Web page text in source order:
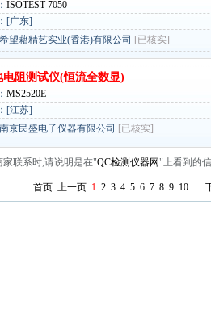
ISOTEST 7050
[广东]
望藉精艺实业(香港)有限公司 [已核实]
电阻测试仪(恒流全数显)
MS2520E
[江苏]
京民盛电子仪器有限公司 [已核实]
联系时,请说明是在"QC检测仪器网"上看到的
首页 上一页 1 2 3 4 5 6 7 8 9 10 ...